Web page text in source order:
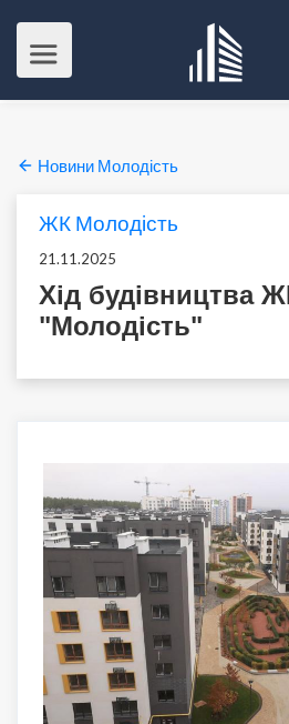
Новини Молодість
ЖК Молодість
21.11.2025
Хід будівництва
"Молодість"